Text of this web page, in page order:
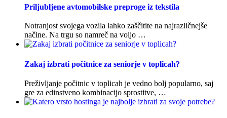
Priljubljene avtomobilske preproge iz tekstila
Notranjost svojega vozila lahko zaščitite na najrazličnejše
načine. Na trgu so namreč na voljo …
Zakaj izbrati počitnice za seniorje v toplicah?
Preživljanje počitnic v toplicah je vedno bolj popularno, saj
gre za edinstveno kombinacijo sprostitve, …